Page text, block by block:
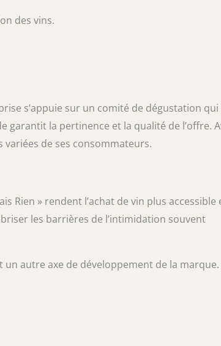
des vins.
s’appuie sur un comité de dégustation qui
garantit la pertinence et la qualité de l’offre.
de ses consommateurs.
Rien » rendent l’achat de vin plus accessible
les barrières de l’intimidation souvent
autre axe de développement de la marque.